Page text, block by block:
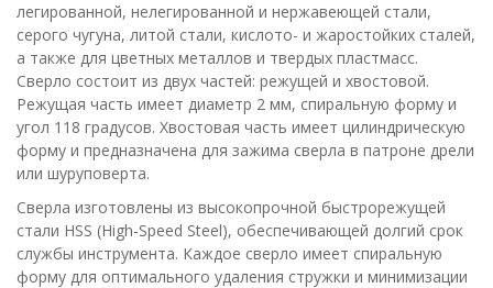
легированной, нелегированной и нержавеющей стали,
серого чугуна, литой стали, кислото- и жаростойких сталей,
а также для цветных металлов и твердых пластмасс.
Сверло состоит из двух частей: режущей и хвостовой.
Режущая часть имеет диаметр 2 мм, спиральную форму и
угол 118 градусов. Хвостовая часть имеет цилиндрическую
форму и предназначена для зажима сверла в патроне дрели
или шуруповерта.
Сверла изготовлены из высокопрочной быстрорежущей
стали HSS (High-Speed Steel), обеспечивающей долгий срок
службы инструмента. Каждое сверло имеет спиральную
форму для оптимального удаления стружки и минимизации